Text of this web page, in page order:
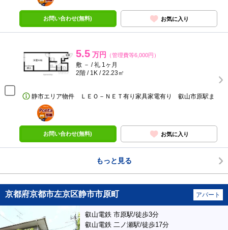
お問い合わせ(無料) お気に入り
5.5 万円 （管理費等6,000円）
敷 － / 礼 1ヶ月
2階 / 1K / 22.23㎡
静市エリア物件 ＬＥＯ－ＮＥＴ有り家具家電有り 叡山市原駅ま
ポンタ
部屋
お問い合わせ(無料) お気に入り
もっと見る
京都府京都市左京区静市市原町 アパート
叡山電鉄 市原駅/徒歩3分
叡山電鉄 二ノ瀬駅/徒歩17分